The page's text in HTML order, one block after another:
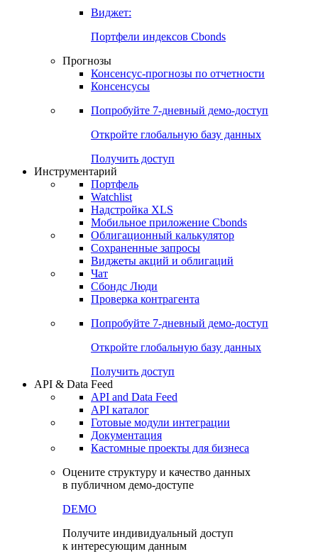
Виджет:
Портфели индексов Cbonds
Прогнозы
Консенсус-прогнозы по отчетности
Консенсусы
Попробуйте 7-дневный демо-доступ
Откройте глобальную базу данных
Получить доступ
Инструментарий
Портфель
Watchlist
Надстройка XLS
Мобильное приложение Cbonds
Облигационный калькулятор
Сохраненные запросы
Виджеты акций и облигаций
Чат
Сбондс Люди
Проверка контрагента
Попробуйте 7-дневный демо-доступ
Откройте глобальную базу данных
Получить доступ
API & Data Feed
API and Data Feed
API каталог
Готовые модули интеграции
Документация
Кастомные проекты для бизнеса
Оцените структуру и качество данных
в публичном демо-доступе
DEMO
Получите индивидуальный доступ
к интересующим данным